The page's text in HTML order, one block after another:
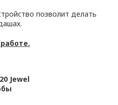
позволит делать
Jewel